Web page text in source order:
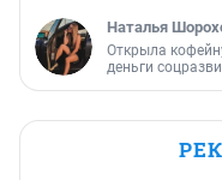
Наталья
Открыла
деньги